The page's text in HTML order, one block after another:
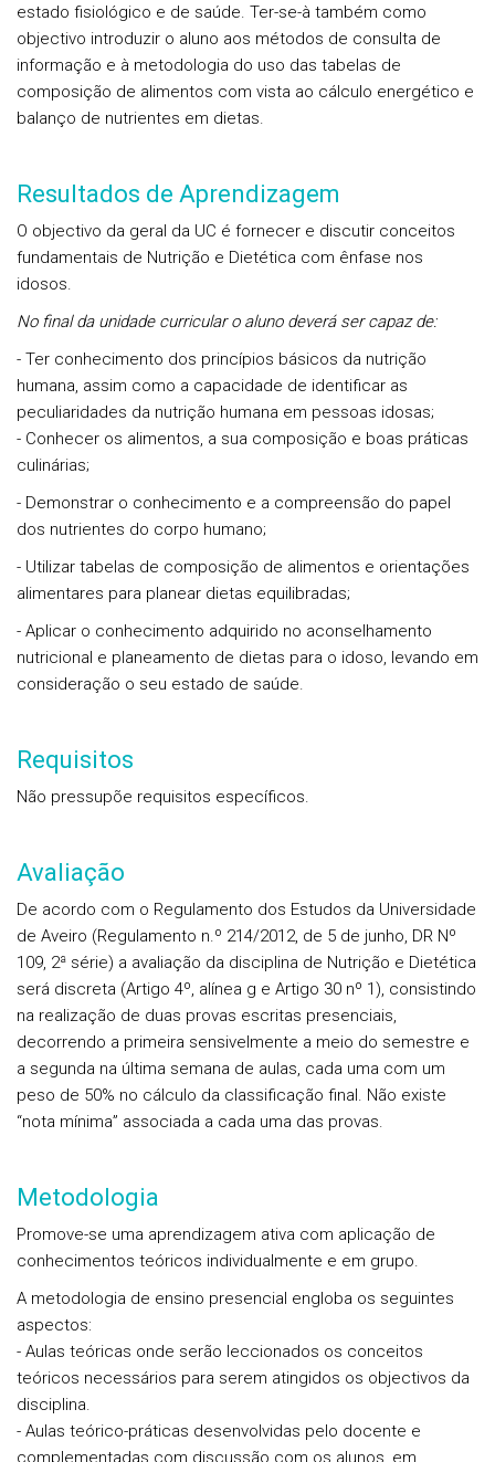
estado fisiológico e de saúde. Ter-se-à também como
objectivo introduzir o aluno aos métodos de consulta de
informação e à metodologia do uso das tabelas de
composição de alimentos com vista ao cálculo energético e
balanço de nutrientes em dietas.
Resultados de Aprendizagem
O objectivo da geral da UC é fornecer e discutir conceitos
fundamentais de Nutrição e Dietética com ênfase nos
idosos.
No final da unidade curricular o aluno deverá ser capaz de:
- Ter conhecimento dos princípios básicos da nutrição
humana, assim como a capacidade de identificar as
peculiaridades da nutrição humana em pessoas idosas;
- Conhecer os alimentos, a sua composição e boas práticas
culinárias;
- Demonstrar o conhecimento e a compreensão do papel
dos nutrientes do corpo humano;
- Utilizar tabelas de composição de alimentos e orientações
alimentares para planear dietas equilibradas;
- Aplicar o conhecimento adquirido no aconselhamento
nutricional e planeamento de dietas para o idoso, levando em
consideração o seu estado de saúde.
Requisitos
Não pressupõe requisitos específicos.
Avaliação
De acordo com o Regulamento dos Estudos da Universidade
de Aveiro (Regulamento n.º 214/2012, de 5 de junho, DR Nº
109, 2ª série) a avaliação da disciplina de Nutrição e Dietética
será discreta (Artigo 4º, alínea g e Artigo 30 nº 1), consistindo
na realização de duas provas escritas presenciais,
decorrendo a primeira sensivelmente a meio do semestre e
a segunda na última semana de aulas, cada uma com um
peso de 50% no cálculo da classificação final. Não existe
“nota mínima” associada a cada uma das provas.
Metodologia
Promove-se uma aprendizagem ativa com aplicação de
conhecimentos teóricos individualmente e em grupo.
A metodologia de ensino presencial engloba os seguintes
aspectos:
- Aulas teóricas onde serão leccionados os conceitos
teóricos necessários para serem atingidos os objectivos da
disciplina.
- Aulas teórico-práticas desenvolvidas pelo docente e
complementadas com discussão com os alunos, em